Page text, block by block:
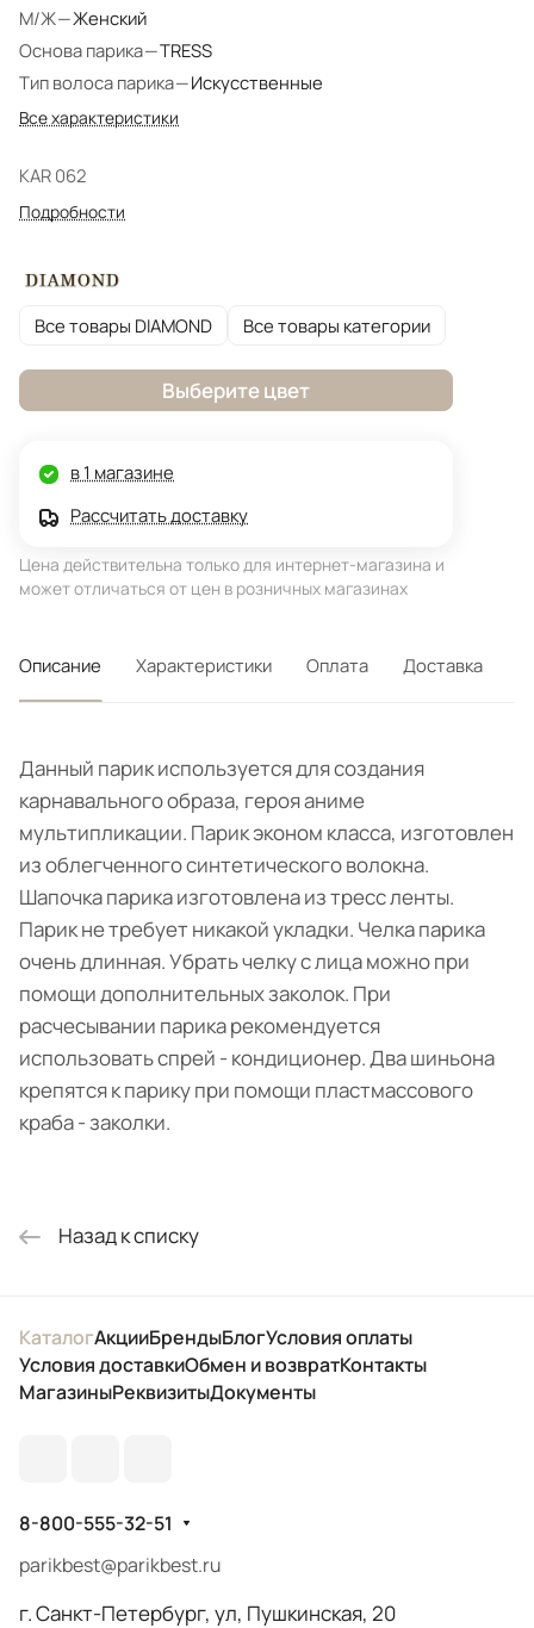
М/Ж—Женский
Основа парика—TRESS
Тип волоса парика—Искусственные
Все характеристики
KAR 062
Подробности
Все товары DIAMOND Все товары категории
Выберите цвет
в 1 магазине
Рассчитать доставку
Цена действительна только для интернет-магазина и
может отличаться от цен в розничных магазинах
Описание Характеристики Оплата Доставка
Данный парик используется для создания
карнавального образа, героя аниме
мультипликации. Парик эконом класса, изготовлен
из облегченного синтетического волокна.
Шапочка парика изготовлена из тресс ленты.
Парик не требует никакой укладки. Челка парика
очень длинная. Убрать челку с лица можно при
помощи дополнительных заколок. При
расчесывании парика рекомендуется
использовать спрей - кондиционер. Два шиньона
крепятся к парику при помощи пластмассового
краба - заколки.
Назад к списку
КаталогАкцииБрендыБлогУсловия оплаты
Условия доставкиОбмен и возвратКонтакты
МагазиныРеквизитыДокументы
8-800-555-32-51
parikbest@parikbest.ru
г. Санкт-Петербург, ул, Пушкинская, 20